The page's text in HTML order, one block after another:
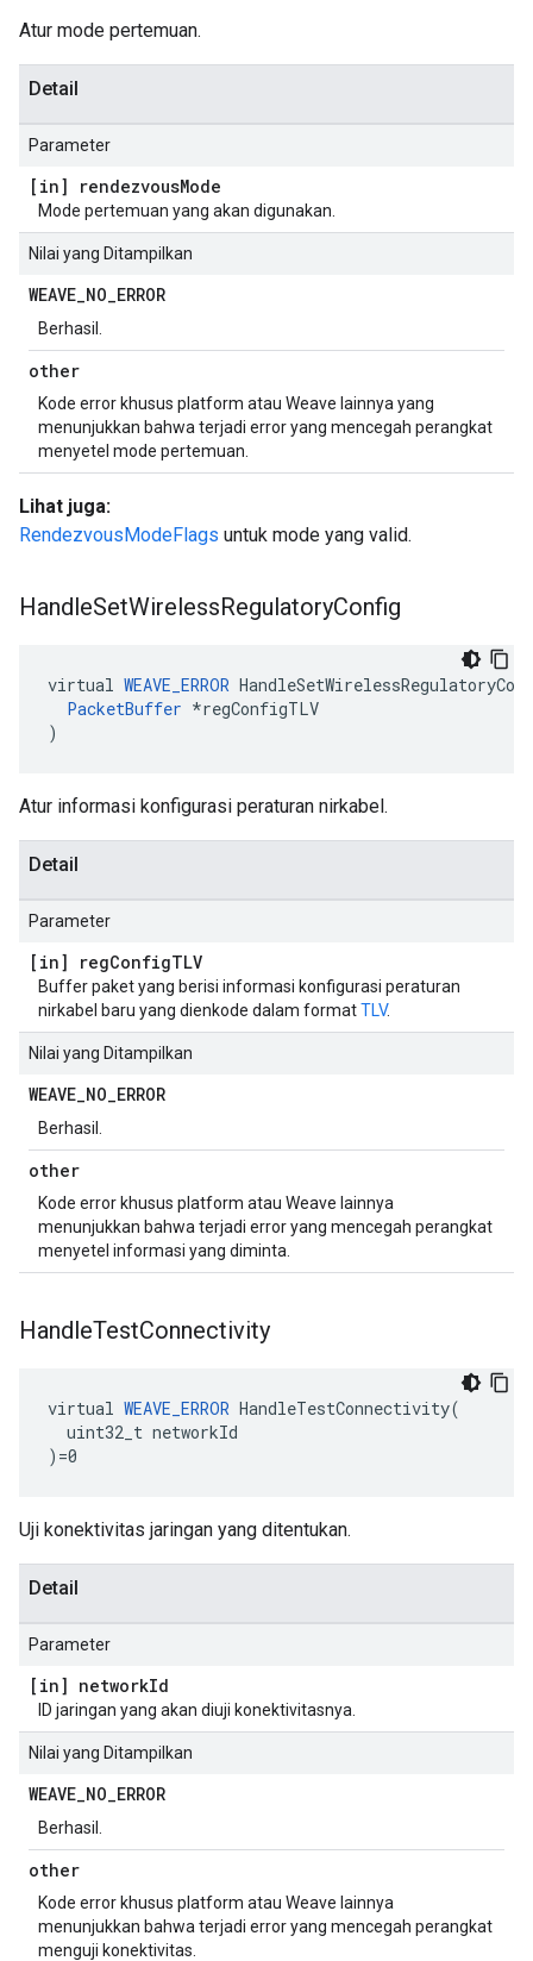
Atur mode pertemuan.
Detail
Parameter
[in] rendezvousMode
Mode pertemuan yang akan digunakan.
Nilai yang Ditampilkan
WEAVE_NO_ERROR
Berhasil.
other
Kode error khusus platform atau Weave lainnya yang
menunjukkan bahwa terjadi error yang mencegah perangkat
menyetel mode pertemuan.
Lihat juga:
RendezvousModeFlags untuk mode yang valid.
HandleSetWirelessRegulatoryConfig
virtual WEAVE_ERROR
PacketBuffer *regConfigTLV
)
Atur informasi konfigurasi peraturan nirkabel.
Detail
Parameter
[in] regConfigTLV
Buffer paket yang berisi informasi konfigurasi peraturan
nirkabel baru yang dienkode dalam formatTLV.
Nilai yang Ditampilkan
WEAVE_NO_ERROR
Berhasil.
other
Kode error khusus platform atau Weave lainnya
menunjukkan bahwa terjadi error yang mencegah perangkat
menyetel informasi yang diminta.
HandleTestConnectivity
virtual WEAVE_ERROR HandleTestConnectivity(
  uint32_t networkId
)=0
Uji konektivitas jaringan yang ditentukan.
Detail
Parameter
[in] networkId
ID jaringan yang akan diuji konektivitasnya.
Nilai yang Ditampilkan
WEAVE_NO_ERROR
Berhasil.
other
Kode error khusus platform atau Weave lainnya
menunjukkan bahwa terjadi error yang mencegah perangkat
menguji konektivitas.